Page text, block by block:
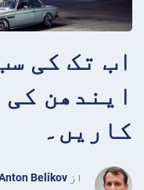
اب تک کی
ایندھن
کاریں۔
از Belikov